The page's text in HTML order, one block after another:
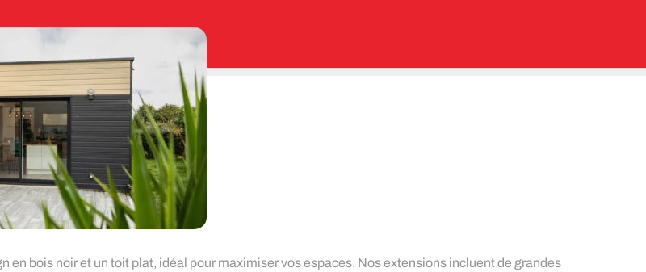
en bois noir et un toit plat, idéal pour maximiser vos espaces. Nos extensions incluent de grandes